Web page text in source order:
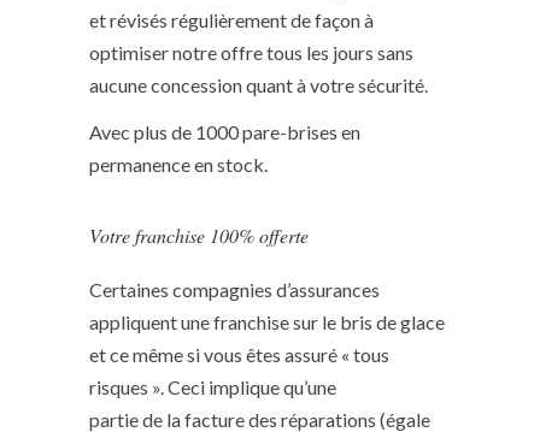
et révisés régulièrement de façon à
optimiser notre offre tous les jours sans
aucune concession quant à votre sécurité.
Avec plus de 1000 pare-brises en
permanence en stock.
Votre franchise 100% offerte
Certaines compagnies d’assurances
appliquent une franchise sur le bris de glace
et ce même si vous êtes assuré « tous
risques ». Ceci implique qu’une
partie de la facture des réparations (égale